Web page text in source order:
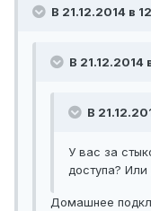
В 21.12.2014 в
В 21.12.2014
В
У вас за
доступа?
Домашнее